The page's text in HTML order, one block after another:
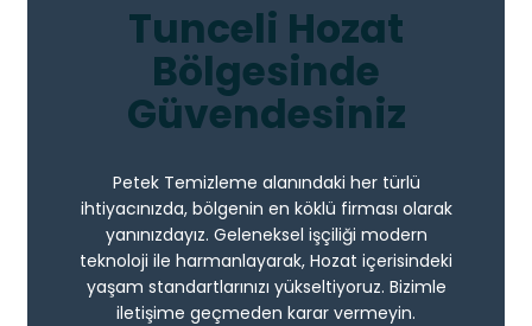
Tunceli Hozat
Bölgesinde
Güvendesiniz
Petek Temizleme alanındaki her türlü
ihtiyacınızda, bölgenin en köklü firması olarak
yanınızdayız. Geleneksel işçiliği modern
teknoloji ile harmanlayarak, Hozat içerisindeki
yaşam standartlarınızı yükseltiyoruz. Bizimle
iletişime geçmeden karar vermeyin.